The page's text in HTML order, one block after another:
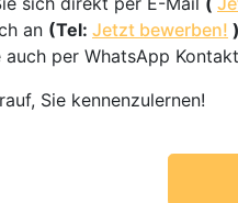
an (Tel: Jetzt bewerben!
auch per WhatsApp
Sie kennenzulernen!